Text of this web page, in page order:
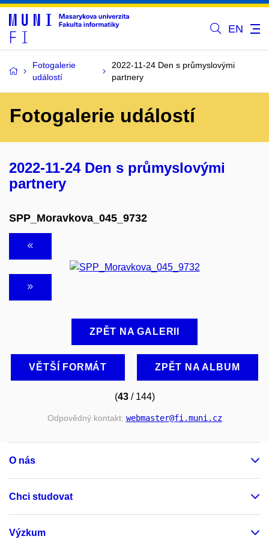
EN
Fotogalerie
událostí
2022-11-24 Den s průmyslovými
partnery
Fotogalerie událostí
2022-11-24 Den s průmyslovými
partnery
SPP_Moravkova_045_9732
ZPĚT NA GALERII
VĚTŠÍ FORMÁT ZPĚT NA ALBUM
(43/ 144)
Odpovědný kontakt: webmaster@fi.muni.cz
O nás
Chci studovat
Výzkum